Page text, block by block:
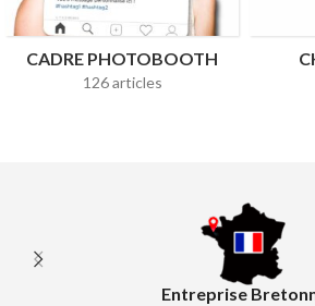
CADRE PHOTOBOOTH
126 articles
Entreprise